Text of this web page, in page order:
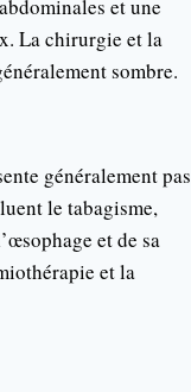
et une
La chirurgie et la
sombre.
généralement pas
le tabagisme,
et de sa
et la